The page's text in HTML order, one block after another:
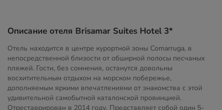
Описание отеля Brisamar Suites Hotel 3*
Отель находится в центре курортной зоны Comarruga, в
непосредственной близости от обширной полосы песчаных
пляжей. Гости, без сомнения, останутся довольны
восхитительным отдыхом на морском побережье,
дополняемым яркими впечатлениями от знакомства с этой
удивительной самобытной каталонской провинцией.
Отреставрирован в 2014 году. Представляет собой один 5-